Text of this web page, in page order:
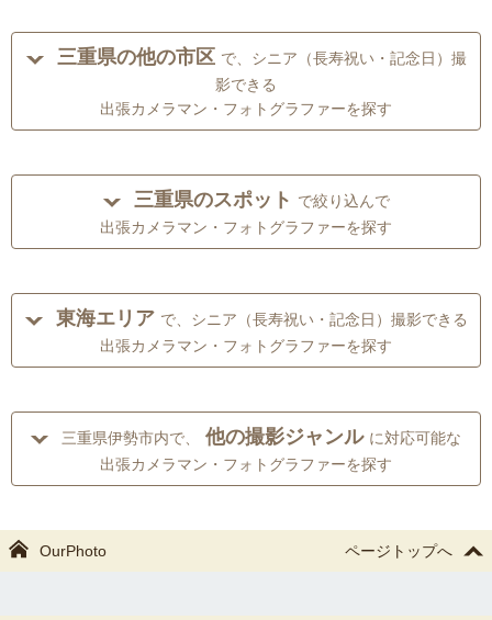
三重県の他の市区 で、シニア（長寿祝い・記念日）撮
影できる
出張カメラマン・フォトグラファーを探す
三重県のスポット で絞り込んで
出張カメラマン・フォトグラファーを探す
東海エリア で、シニア（長寿祝い・記念日）撮影できる
出張カメラマン・フォトグラファーを探す
三重県伊勢市内で、 他の撮影ジャンル に対応可能な
出張カメラマン・フォトグラファーを探す
OurPhoto ページトップへ